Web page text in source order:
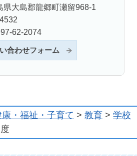
県大島郡龍郷町瀬留968-1
62-2074
合わせフォーム
康・福祉・子育て > 教育 > 学校